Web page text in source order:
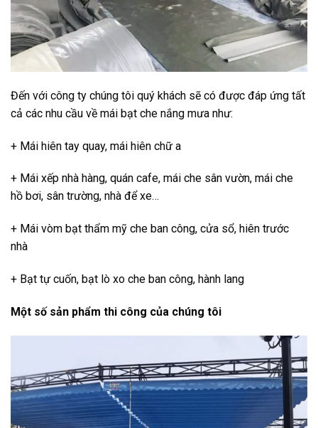
Đến với công ty chúng tôi quý khách sẽ có được đáp ứng tất
cả các nhu cầu về mái bạt che nắng mưa như:
+ Mái hiên tay quay, mái hiên chữ a
+ Mái xếp nhà hàng, quán cafe, mái che sân vườn, mái che
hồ bơi, sân trường, nhà để xe…
+ Mái vòm bạt thẩm mỹ che ban công, cửa sổ, hiên trước
nhà
+ Bạt tự cuốn, bạt lò xo che ban công, hành lang
Một số sản phẩm thi công của chúng tôi